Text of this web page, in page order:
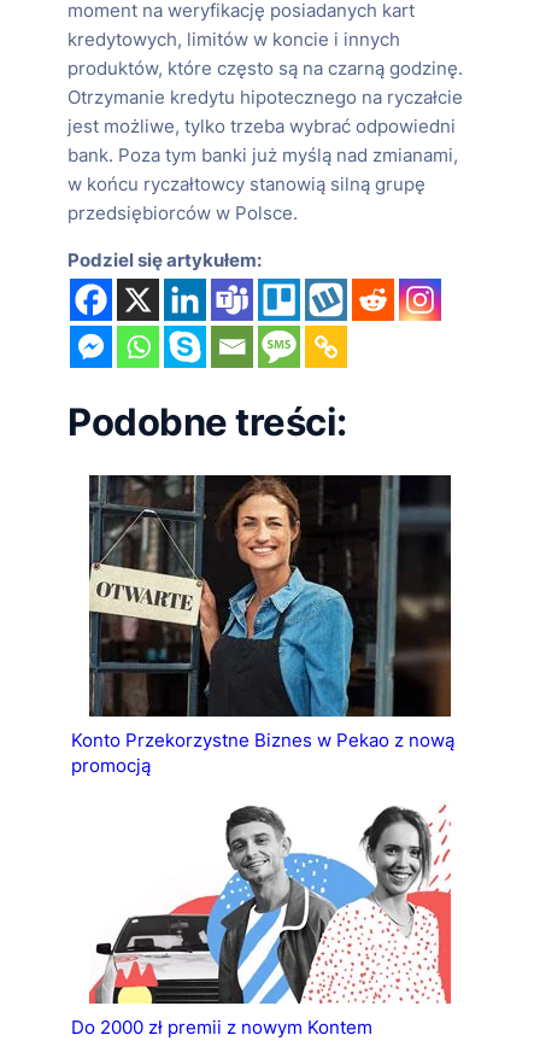
moment na weryfikację posiadanych kart
kredytowych, limitów w koncie i innych
produktów, które często są na czarną godzinę.
Otrzymanie kredytu hipotecznego na ryczałcie
jest możliwe, tylko trzeba wybrać odpowiedni
bank. Poza tym banki już myślą nad zmianami,
w końcu ryczałtowcy stanowią silną grupę
przedsiębiorców w Polsce.
Podziel się artykułem:
Podobne treści:
Konto Przekorzystne Biznes w Pekao z nową
promocją
Do 2000 zł premii z nowym Kontem